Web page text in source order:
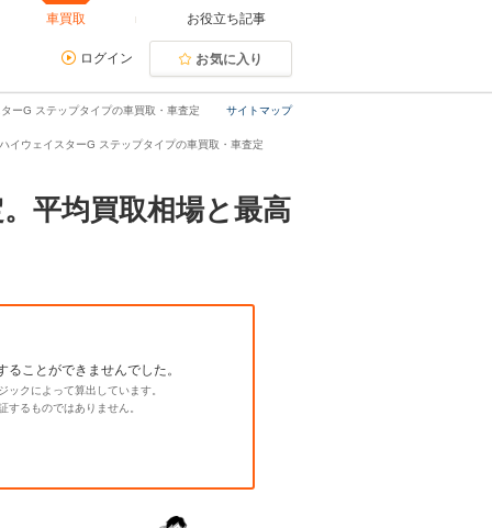
車買取 お役立ち記事
ログイン お気に入り
サイトマップ
ーG ステップタイプの車買取・車査定
イウェイスターG ステップタイプの車買取・車査定
平均買取相場と最高
ことができませんでした。
クによって算出しています。
るものではありません。